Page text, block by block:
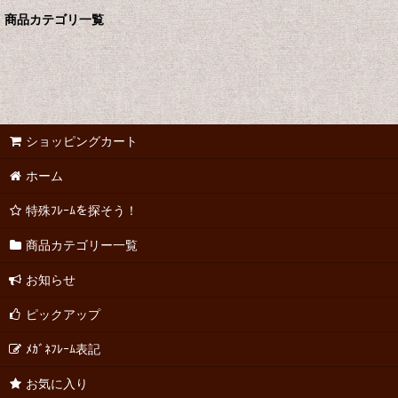
商品カテゴリ一覧
ショッピングカート
ホーム
特殊ﾌﾚｰﾑを探そう！
商品カテゴリー一覧
お知らせ
ピックアップ
ﾒｶﾞﾈﾌﾚｰﾑ表記
お気に入り